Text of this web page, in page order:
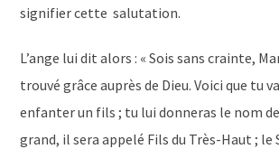
signifier cette salutation.
L’ange lui dit alors : « Sois sans crainte,
trouvé grâce auprès de Dieu. Voici que tu
enfanter un fils ; tu lui donneras le nom
grand, il sera appelé Fils du Très-Haut ; le